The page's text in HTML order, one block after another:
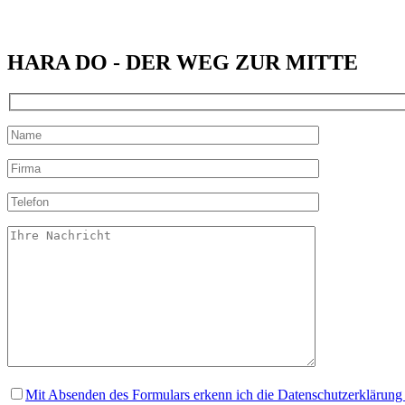
HARA DO - DER WEG ZUR MITTE
Mit Absenden des Formulars erkenn ich die Datenschutzerklärung